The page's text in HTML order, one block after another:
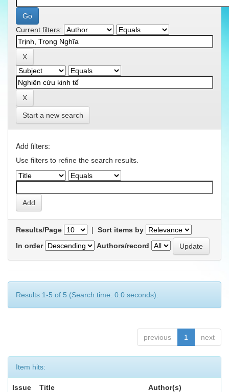
Current filters:
Start a new search
Add filters:
Use filters to refine the search results.
Results/Page | Sort items by
In order
Authors/record
Results 1-5 of 5 (Search time: 0.0 seconds).
previous 1 next
Item hits:
Issue
Title Author(s)